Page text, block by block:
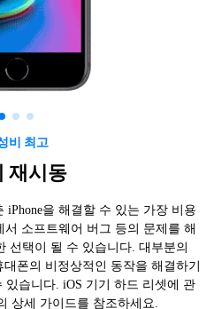
비 최고
재시동
을 해결할 수 있는 가장 비용
서 소프트웨어 버그 등의 문제를 해
선택이 될 수 있습니다. 대부분의
폰의 비정상적인 동작을 해결하기
습니다. iOS 기기 하드 리셋에 관
상세 가이드를 참조하세요.